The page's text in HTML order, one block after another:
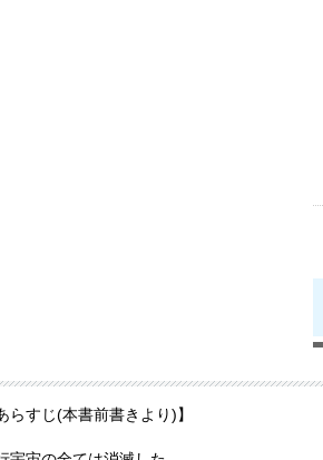
らすじ(本書前書きより)】